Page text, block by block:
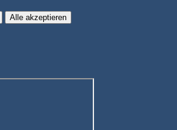
Alle akzeptieren